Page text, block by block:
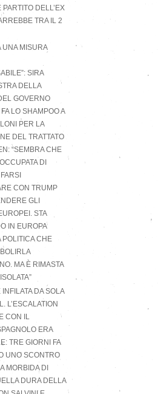
DELL’EX
TRA IL 2
UNA MISURA
SIRA
DELLA
GOVERNO
LO SHAMPOO A
PER LA
DEL TRATTATO
“SEMBRA CHE
DI
CON TRUMP
GLI
STA
IN EUROPA
POLITICA CHE
MA È RIMASTA
DA SOLA
L’ESCALATION
CON IL
ERA
TRE GIORNI FA
UNO SCONTRO
MORBIDA DI
DURA DELLA